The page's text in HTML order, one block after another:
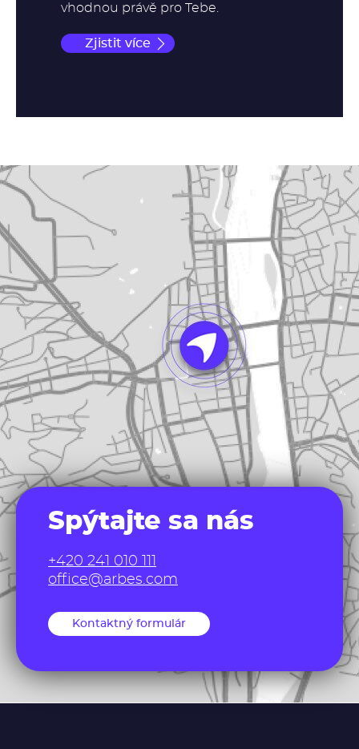
vhodnou právě pro Tebe.
Zjistit více
Spýtajte sa nás
+420 241 010 111
office@arbes.com
Kontaktný formulár